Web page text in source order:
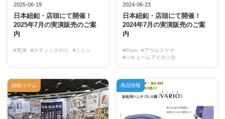
2025-06-19
日本紐釦・店頭にて開催！
2025年7月の実演販売のご案
内
#実演 #スティックのり #ミシン
2024-06-23
日本紐釦・店頭にて開催！
2024年7月の実演販売のご案
内
#Prym
#アウルスママ
#バキュームアイロン台
紐釦コラム 商品情報